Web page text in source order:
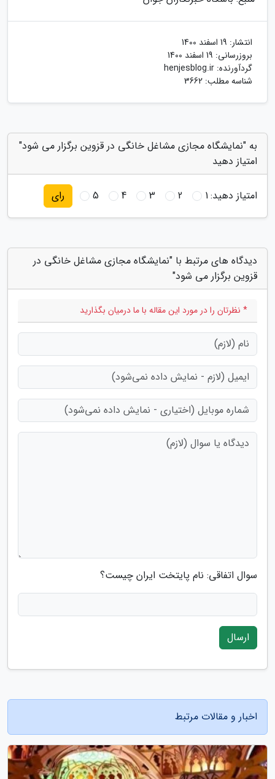
انتشار: 19 اسفند 1400
بروزرسانی: 19 اسفند 1400
گردآورنده: henjesblog.ir
شناسه مطلب: 3662
به "نمایشگاه مجازی مشاغل خانگی در قزوین برگزار می شود"
امتیاز دهید
امتیاز دهید:1
2
3
4
5 رای
دیدگاه های مرتبط با "نمایشگاه مجازی مشاغل خانگی در
قزوین برگزار می شود"
* نظرتان را در مورد این مقاله با ما درمیان بگذارید
سوال اتفاقی: نام پایتخت ایران چیست؟
ارسال
اخبار و مقالات مرتبط